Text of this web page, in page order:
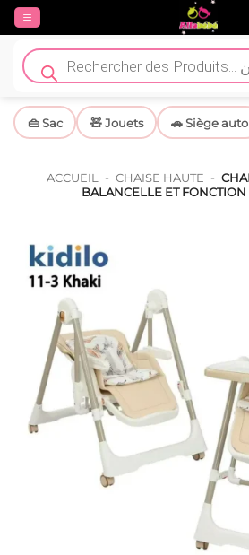
Passer
contenu
Recherche
de
produits
👜 Sac 🧸 Jouets 🚗 Siège auto
ACCUEIL - CHAISE HAUTE -
BALANCELLE ET FONCTION